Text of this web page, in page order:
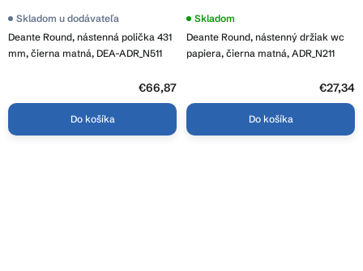
Deante Round, nástenná polička 431
mm, čierna matná, DEA-ADR_N511
Skladom u dodávateľa
€66,87
Do košíka
Deante Round, nástenný držiak wc
papiera, čierna matná, ADR_N211
Skladom
€27,34
Do košíka